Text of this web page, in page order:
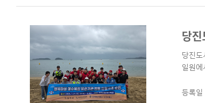
당
당진
일원에
등록일